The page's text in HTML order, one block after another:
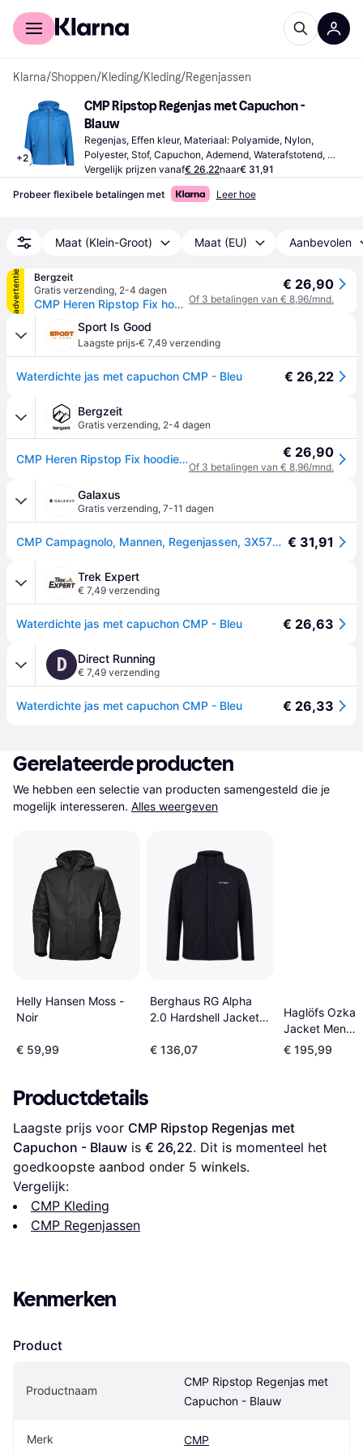
Voor shoppers
Klarna/Shoppen/Kleding/Kleding/Regenjassen
+2
CMP Ripstop Regenjas met Capuchon -
Blauw
Regenjas, Effen kleur, Materiaal: Polyamide, Nylon,
Polyester, Stof, Capuchon, Ademend, Waterafstotend,
Waterdicht
Vergelijk prijzen vanaf€ 26,22naar€ 31,91
Probeer flexibele betalingen met Leer hoe
Maat (Klein-Groot) Maat (EU) Aanbevolen
advertentie
Bergzeit
Gratis verzending, 2-4 dagen
CMP Heren Ripstop Fix hoodiejas - Blauw - XL
€ 26,90
Of 3 betalingen van € 8,96/mnd.
Sport Is Good
Laagste prijs·€ 7,49 verzending
Waterdichte jas met capuchon CMP - Bleu € 26,22
Bergzeit
Gratis verzending, 2-4 dagen
CMP Heren Ripstop Fix hoodiejas - Blauw - S € 26,90
Of 3 betalingen van € 8,96/mnd.
Galaxus
Gratis verzending, 7-11 dagen
CMP Campagnolo, Mannen, Regenjassen, 3X57627, Blauw, (XL) € 31,91
Trek Expert
€ 7,49 verzending
Waterdichte jas met capuchon CMP - Bleu € 26,63
D Direct Running
€ 7,49 verzending
Waterdichte jas met capuchon CMP - Bleu € 26,33
Gerelateerde producten
We hebben een selectie van producten samengesteld die je
mogelijk interesseren. Alles weergeven
Helly Hansen Moss -
Noir
€ 59,99
Berghaus RG Alpha
2.0 Hardshell Jacket -
€ 136,07
Haglöfs Ozka
Jacket Men
Chlorophyll
€ 195,99
Productdetails
Laagste prijs voor CMP Ripstop Regenjas met
Capuchon - Blauw is € 26,22. Dit is momenteel het
goedkoopste aanbod onder 5 winkels.
Vergelijk:
CMP Kleding
CMP Regenjassen
Kenmerken
Product
Productnaam
CMP Ripstop Regenjas met
Capuchon - Blauw
Merk CMP